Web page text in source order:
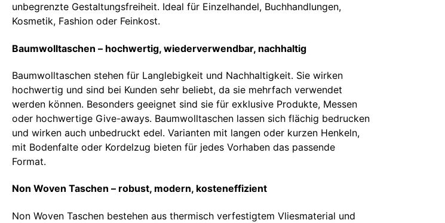
unbegrenzte Gestaltungsfreiheit. Ideal für Einzelhandel, Buchhandlungen,
Kosmetik, Fashion oder Feinkost.
Baumwolltaschen – hochwertig, wiederverwendbar, nachhaltig
Baumwolltaschen stehen für Langlebigkeit und Nachhaltigkeit. Sie wirken
hochwertig und sind bei Kunden sehr beliebt, da sie mehrfach verwendet
werden können. Besonders geeignet sind sie für exklusive Produkte, Messen
oder hochwertige Give-aways. Baumwolltaschen lassen sich flächig bedrucken
und wirken auch unbedruckt edel. Varianten mit langen oder kurzen Henkeln,
mit Bodenfalte oder Kordelzug bieten für jedes Vorhaben das passende
Format.
Non Woven Taschen – robust, modern, kosteneffizient
Non Woven Taschen bestehen aus thermisch verfestigtem Vliesmaterial und